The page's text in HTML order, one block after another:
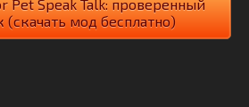
Pet Speak Talk: проверенный
(скачать мод бесплатно)